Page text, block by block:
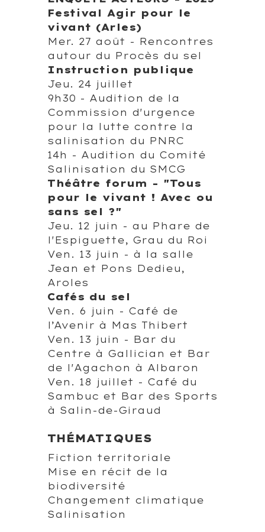
Festival Agir pour le
vivant (Arles)
Mer. 27 août - Rencontres
autour du Procès du sel
Instruction publique
Jeu. 24 juillet
9h30 - Audition de la
Commission d'urgence
pour la lutte contre la
salinisation du PNRC
14h - Audition du Comité
Salinisation du SMCG
Théâtre forum - "Tous
pour le vivant ! Avec ou
sans sel ?"
Jeu. 12 juin - au Phare de
l'Espiguette, Grau du Roi
Ven. 13 juin - à la salle
Jean et Pons Dedieu,
Aroles
Cafés du sel
Ven. 6 juin - Café de
l’Avenir à Mas Thibert
Ven. 13 juin - Bar du
Centre à Gallician et Bar
de l'Agachon à Albaron
Ven. 18 juillet - Café du
Sambuc et Bar des Sports
à Salin-de-Giraud
THÉMATIQUES
Fiction territoriale
Mise en récit de la
biodiversité
Changement climatique
Salinisation